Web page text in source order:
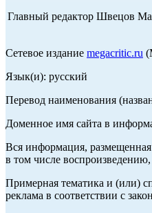
Главный редактор Швецов
Сетевое издание megacritic.ru
Язык(и): русский
Перевод наименования
Доменное имя сайта в
Вся информация,
в том числе
Примерная тематика и (или)
реклама в соответствии с